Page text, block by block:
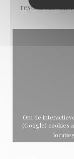
restaurant van
Om de
(Google) cookies